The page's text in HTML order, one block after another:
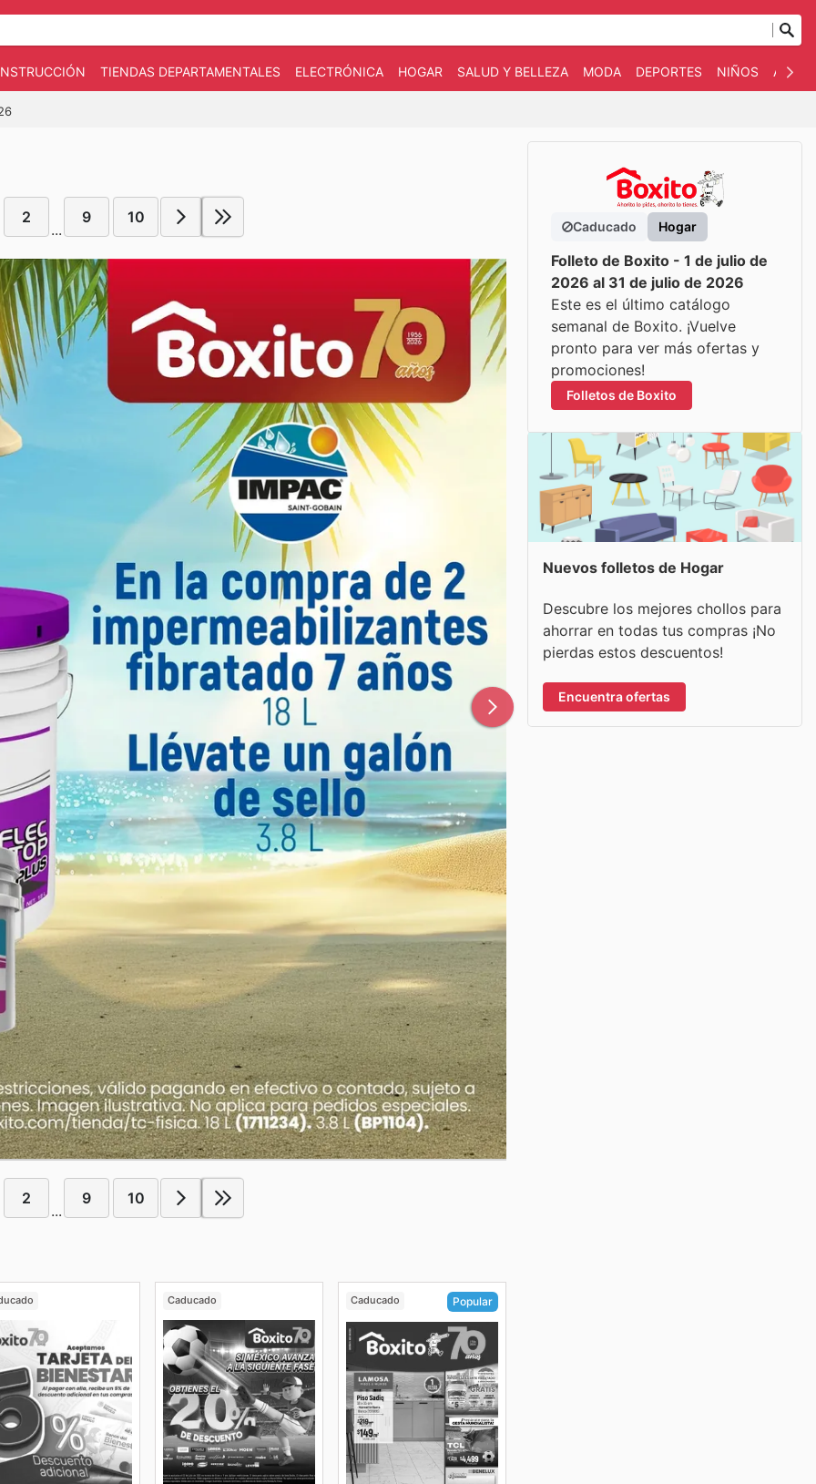
TIENDAS DEPARTAMENTALES ELECTRÓNICA HOGAR SALUD Y BELLEZA MODA DEPORTES NIÑOS AUTO
2
...
9 10
2
...
9 10
Caducado Caducado Popular
Caducado Hogar
Folleto de Boxito - 1 de julio de
2026 al 31 de julio de 2026
Este es el último catálogo
semanal de Boxito. ¡Vuelve
pronto para ver más ofertas y
promociones!
Folletos de Boxito
Nuevos folletos de Hogar
Descubre los mejores chollos para
ahorrar en todas tus compras ¡No
pierdas estos descuentos!
Encuentra ofertas